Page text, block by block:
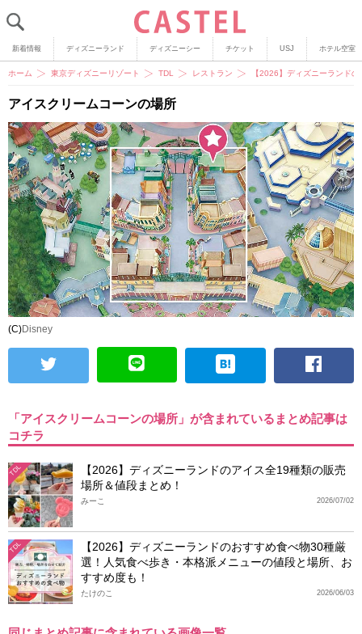
新着情報 ディズニーランド ディズニーシー チケット USJ ホテル空室
ホーム 東京ディズニーリゾート TDL レストラン 【2026】ディズニーランド
アイスクリームコーンの場所
(C)Disney
「アイスクリームコーンの場所」が含まれているまとめ記事は
コチラ
TDL
【2026】ディズニーランドのアイス全19種類の販売
場所＆値段まとめ！
2026/07/02
みーこ
TDL
【2026】ディズニーランドのおすすめ食べ物30種厳
選！人気食べ歩き・本格派メニューの値段と場所、お
すすめ度も！
2026/06/03
たけのこ